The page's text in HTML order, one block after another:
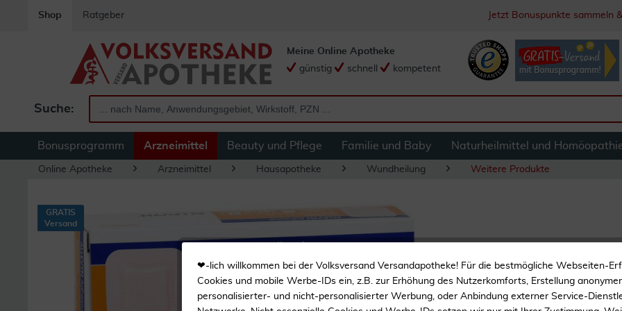
Shop Ratgeber Jetzt Bonuspunkte sammeln
Suche:
Meine Online Apotheke
günstig
schnell kompetent
Bonusprogramm Arzneimittel Beauty und Pflege Familie und Baby Naturheilmittel und
Online Apotheke Arzneimittel Hausapotheke Wundheilung Weitere Produkte
Allevyn
Stück
GRATIS
Versand
❤-lich willkommen bei der Volksversand Versandapotheke! Für die bestmögliche Webseiten-
Cookies und mobile Werbe-IDs ein, z.B. zur Erhöhung des Nutzerkomforts, Erstellung
personalisierter- und nicht-personalisierter Werbung, oder Anbindung externer Service-